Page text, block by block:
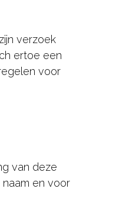
verzoek
ertoe een
voor
van deze
en voor